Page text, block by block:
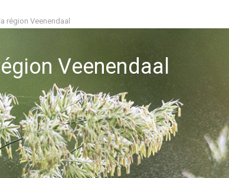
région Veenendaal
Veenendaal